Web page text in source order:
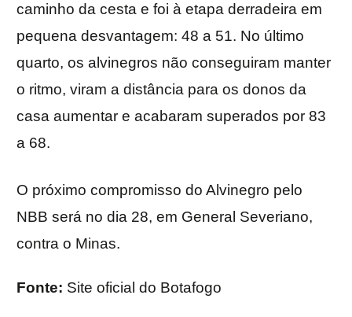
caminho da cesta e foi à etapa derradeira em
pequena desvantagem: 48 a 51. No último
quarto, os alvinegros não conseguiram manter
o ritmo, viram a distância para os donos da
casa aumentar e acabaram superados por 83
a 68.
O próximo compromisso do Alvinegro pelo
NBB será no dia 28, em General Severiano,
contra o Minas.
Fonte: Site oficial do Botafogo